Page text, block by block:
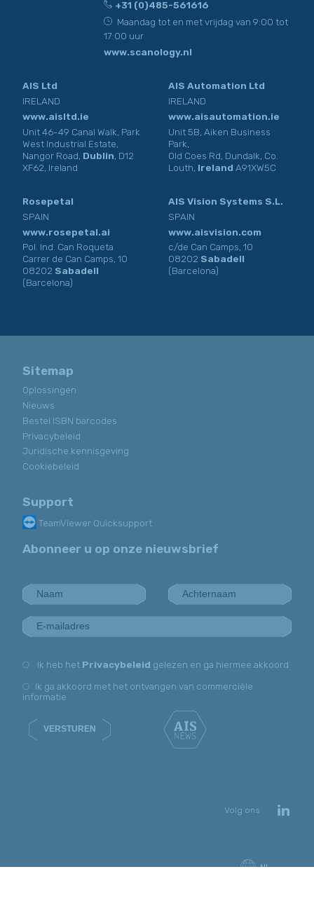
+31 (0)485-561616
Maandag tot en met vrijdag van 9:00 tot
17:00 uur
www.scanology.nl
AIS Ltd
IRELAND
www.aisltd.ie
Unit 46-49 Canal Walk, Park
West Industrial Estate,
Nangor Road, Dublin , D12
XF62, Ireland
AIS Automation Ltd
IRELAND
www.aisautomation.ie
Unit 5B, Aiken Business
Park,
Old Coes Rd, Dundalk, Co.
Louth, Ireland A91XW5C
Rosepetal
SPAIN
www.rosepetal.ai
Pol. Ind. Can Roqueta
Carrer de Can Camps, 10
08202 Sabadell
(Barcelona)
AIS Vision Systems S.L.
SPAIN
www.aisvision.com
c/de Can Camps, 10
08202 Sabadell
(Barcelona)
Sitemap
Oplossingen
Nieuws
Bestel ISBN barcodes
Privacybeleid
Juridische kennisgeving
Cookiebeleid
Support
TeamViewer Quicksupport
Abonneer u op onze nieuwsbrief
Ik heb het Privacybeleid gelezen en ga hiermee akkoord
Ik ga akkoord met het ontvangen van commerciële
informatie
VERSTUREN
Volg ons
NL